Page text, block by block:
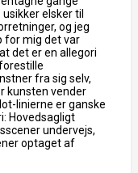
elsker til
og jeg
for mig det var
det er en allegori
fra sig selv,
kunsten vender
linierne er ganske
Hovedsagligt
undervejs,
optaget af